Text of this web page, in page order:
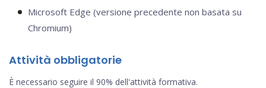
Microsoft Edge (versione precedente non basata su
Chromium)
Attività obbligatorie
È necessario seguire il 90% dell'attività formativa.